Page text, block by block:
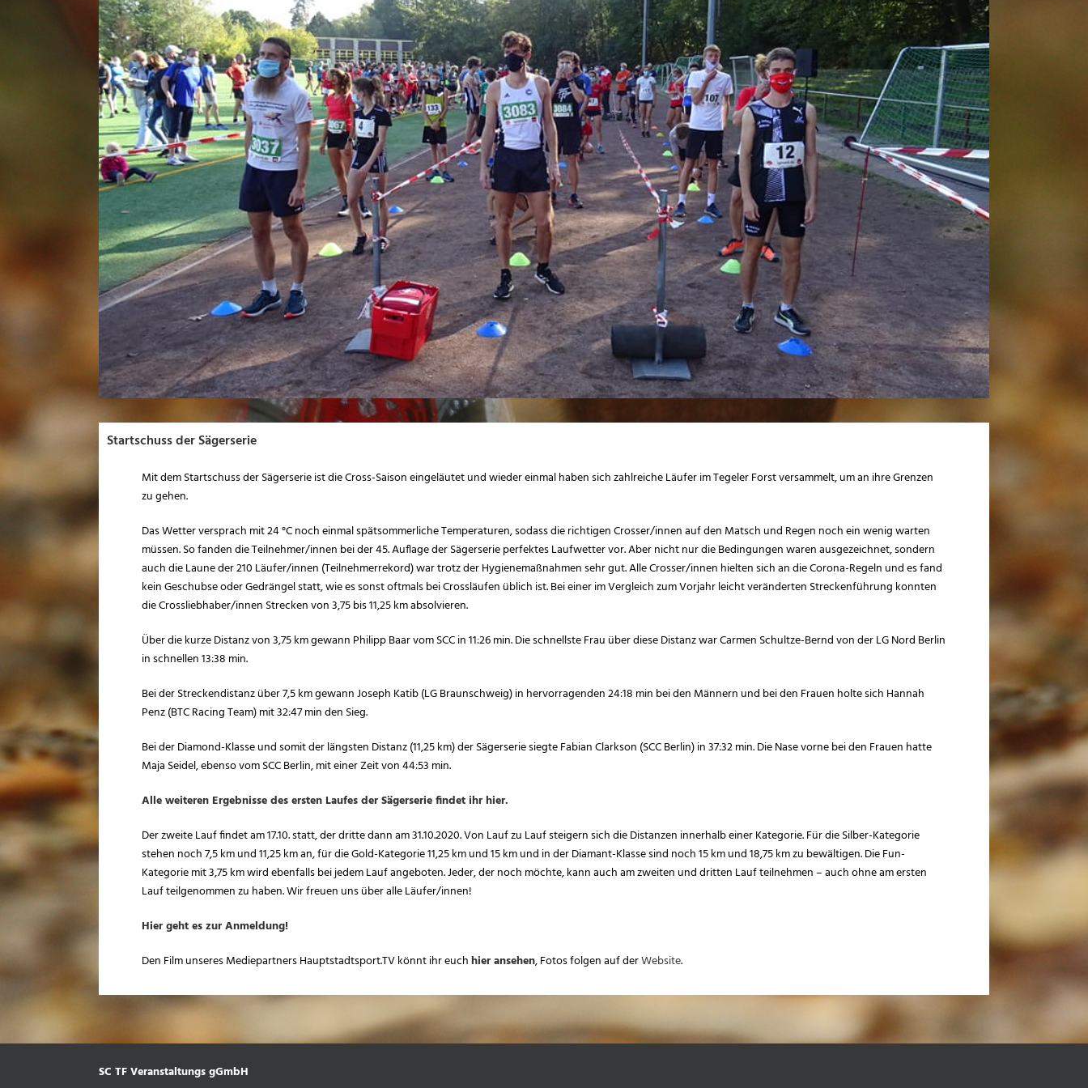
Startschuss der Sägerserie
Mit dem Startschuss der Sägerserie ist die Cross-Saison eingeläutet und wieder einmal haben sich zahlreiche Läufer im Tegeler Forst versammelt, um an ihre Grenzen
zu gehen.
Das Wetter versprach mit 24 °C noch einmal spätsommerliche Temperaturen, sodass die richtigen Crosser/innen auf den Matsch und Regen noch ein wenig warten
müssen. So fanden die Teilnehmer/innen bei der 45. Auflage der Sägerserie perfektes Laufwetter vor. Aber nicht nur die Bedingungen waren ausgezeichnet, sondern
auch die Laune der 210 Läufer/innen (Teilnehmerrekord) war trotz der Hygienemaßnahmen sehr gut. Alle Crosser/innen hielten sich an die Corona-Regeln und es fand
kein Geschubse oder Gedrängel statt, wie es sonst oftmals bei Crossläufen üblich ist. Bei einer im Vergleich zum Vorjahr leicht veränderten Streckenführung konnten
die Crossliebhaber/innen Strecken von 3,75 bis 11,25 km absolvieren.
Über die kurze Distanz von 3,75 km gewann Philipp Baar vom SCC in 11:26 min. Die schnellste Frau über diese Distanz war Carmen Schultze-Bernd von der LG Nord Berlin
in schnellen 13:38 min.
Bei der Streckendistanz über 7,5 km gewann Joseph Katib (LG Braunschweig) in hervorragenden 24:18 min bei den Männern und bei den Frauen holte sich Hannah
Penz (BTC Racing Team) mit 32:47 min den Sieg.
Bei der Diamond-Klasse und somit der längsten Distanz (11,25 km) der Sägerserie siegte Fabian Clarkson (SCC Berlin) in 37:32 min. Die Nase vorne bei den Frauen hatte
Maja Seidel, ebenso vom SCC Berlin, mit einer Zeit von 44:53 min.
Alle weiteren Ergebnisse des ersten Laufes der Sägerserie findet ihr hier.
Der zweite Lauf findet am 17.10. statt, der dritte dann am 31.10.2020. Von Lauf zu Lauf steigern sich die Distanzen innerhalb einer Kategorie. Für die Silber-Kategorie
stehen noch 7,5 km und 11,25 km an, für die Gold-Kategorie 11,25 km und 15 km und in der Diamant-Klasse sind noch 15 km und 18,75 km zu bewältigen. Die Fun-
Kategorie mit 3,75 km wird ebenfalls bei jedem Lauf angeboten. Jeder, der noch möchte, kann auch am zweiten und dritten Lauf teilnehmen – auch ohne am ersten
Lauf teilgenommen zu haben. Wir freuen uns über alle Läufer/innen!
Hier geht es zur Anmeldung!
Den Film unseres Mediepartners Hauptstadtsport.TV könnt ihr euchhier ansehen, Fotos folgen auf derWebsite.
SC TF Veranstaltungs gGmbH